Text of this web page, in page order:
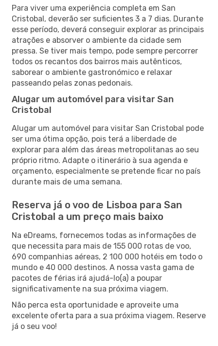
Para viver uma experiência completa em San
Cristobal, deverão ser suficientes 3 a 7 dias. Durante
esse período, deverá conseguir explorar as principais
atrações e absorver o ambiente da cidade sem
pressa. Se tiver mais tempo, pode sempre percorrer
todos os recantos dos bairros mais autênticos,
saborear o ambiente gastronómico e relaxar
passeando pelas zonas pedonais.
Alugar um automóvel para visitar San
Cristobal
Alugar um automóvel para visitar San Cristobal pode
ser uma ótima opção, pois terá a liberdade de
explorar para além das áreas metropolitanas ao seu
próprio ritmo. Adapte o itinerário à sua agenda e
orçamento, especialmente se pretende ficar no país
durante mais de uma semana.
Reserva já o voo de Lisboa para San
Cristobal a um preço mais baixo
Na eDreams, fornecemos todas as informações de
que necessita para mais de 155 000 rotas de voo,
690 companhias aéreas, 2 100 000 hotéis em todo o
mundo e 40 000 destinos. A nossa vasta gama de
pacotes de férias irá ajudá-lo(a) a poupar
significativamente na sua próxima viagem.
Não perca esta oportunidade e aproveite uma
excelente oferta para a sua próxima viagem. Reserve
já o seu voo!